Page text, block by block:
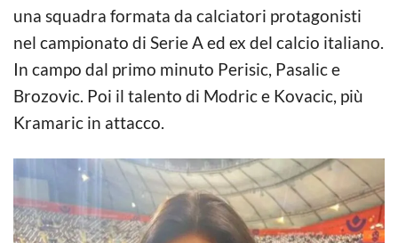
una squadra formata da calciatori protagonisti
nel campionato di Serie A ed ex del calcio italiano.
In campo dal primo minuto Perisic, Pasalic e
Brozovic. Poi il talento di Modric e Kovacic, più
Kramaric in attacco.